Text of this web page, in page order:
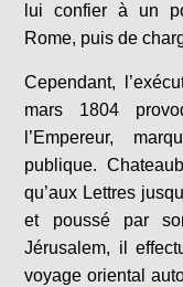
lui confier à un
Rome, puis de
Cependant,
mars 1804
l’Empereur,
publique.
qu’aux Lettres
et poussé par
Jérusalem, il
voyage oriental